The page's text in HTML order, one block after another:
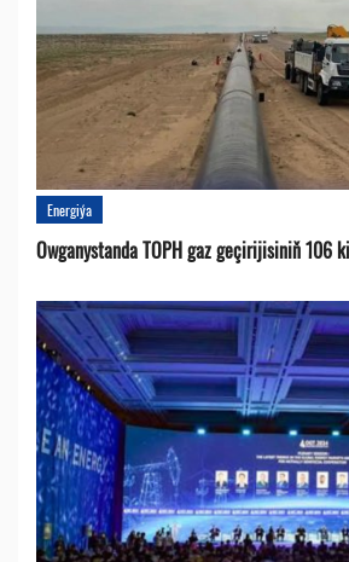
Energiýa
Owganystanda TOPH gaz geçirijisiniň 106